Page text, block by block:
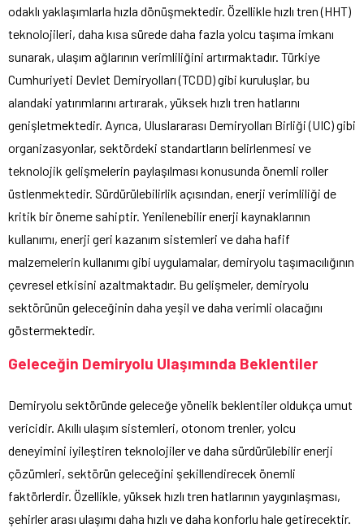
odaklı yaklaşımlarla hızla dönüşmektedir. Özellikle hızlı tren (HHT)
teknolojileri, daha kısa sürede daha fazla yolcu taşıma imkanı
sunarak, ulaşım ağlarının verimliliğini artırmaktadır. Türkiye
Cumhuriyeti Devlet Demiryolları (TCDD) gibi kuruluşlar, bu
alandaki yatırımlarını artırarak, yüksek hızlı tren hatlarını
genişletmektedir. Ayrıca, Uluslararası Demiryolları Birliği (UIC) gibi
organizasyonlar, sektördeki standartların belirlenmesi ve
teknolojik gelişmelerin paylaşılması konusunda önemli roller
üstlenmektedir. Sürdürülebilirlik açısından, enerji verimliliği de
kritik bir öneme sahiptir. Yenilenebilir enerji kaynaklarının
kullanımı, enerji geri kazanım sistemleri ve daha hafif
malzemelerin kullanımı gibi uygulamalar, demiryolu taşımacılığının
çevresel etkisini azaltmaktadır. Bu gelişmeler, demiryolu
sektörünün geleceğinin daha yeşil ve daha verimli olacağını
göstermektedir.
Geleceğin Demiryolu Ulaşımında Beklentiler
Demiryolu sektöründe geleceğe yönelik beklentiler oldukça umut
vericidir. Akıllı ulaşım sistemleri, otonom trenler, yolcu
deneyimini iyileştiren teknolojiler ve daha sürdürülebilir enerji
çözümleri, sektörün geleceğini şekillendirecek önemli
faktörlerdir. Özellikle, yüksek hızlı tren hatlarının yaygınlaşması,
şehirler arası ulaşımı daha hızlı ve daha konforlu hale getirecektir.